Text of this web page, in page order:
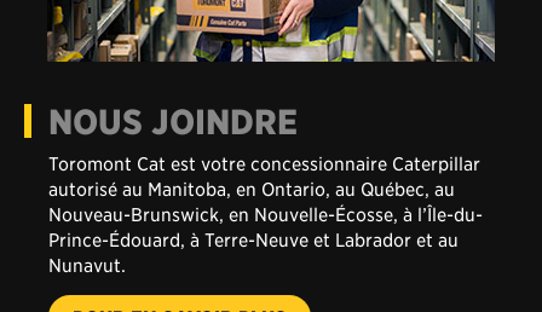
NOUS JOINDRE
Toromont Cat est votre concessionnaire Caterpillar
autorisé au Manitoba, en Ontario, au Québec, au
Nouveau-Brunswick, en Nouvelle-Écosse, à l’Île-du-
Prince-Édouard, à Terre-Neuve et Labrador et au
Nunavut.
POUR EN SAVOIR PLUS
JOINDRE